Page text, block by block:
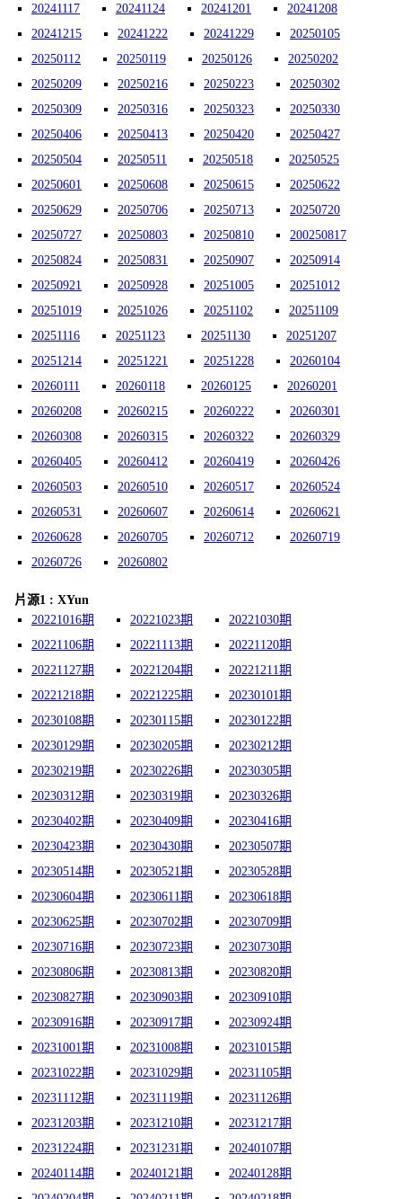
20241117
20241124 20241201
20241208
20241215
20241222 20241229
20250105
20250112
20250119 20250126
20250202
20250209
20250216 20250223
20250302
20250309
20250316 20250323
20250330
20250406
20250413 20250420
20250427
20250504
20250511 20250518
20250525
20250601
20250608 20250615
20250622
20250629
20250706 20250713
20250720
20250727
20250803 20250810
200250817
20250824
20250831 20250907
20250914
20250921
20250928 20251005
20251012
20251019
20251026 20251102
20251109
20251116
20251123 20251130
20251207
20251214
20251221 20251228
20260104
20260111
20260118 20260125
20260201
20260208
20260215 20260222
20260301
20260308
20260315 20260322
20260329
20260405
20260412 20260419
20260426
20260503
20260510 20260517
20260524
20260531
20260607 20260614
20260621
20260628
20260705 20260712
20260719
20260726
20260802
片源1 : XYun
20221016期
20221023期
20221030期
20221106期
20221113期
20221120期
20221127期
20221204期
20221211期
20221218期
20221225期
20230101期
20230108期
20230115期
20230122期
20230129期
20230205期
20230212期
20230219期
20230226期
20230305期
20230312期
20230319期
20230326期
20230402期
20230409期
20230416期
20230423期
20230430期
20230507期
20230514期
20230521期
20230528期
20230604期
20230611期
20230618期
20230625期
20230702期
20230709期
20230716期
20230723期
20230730期
20230806期
20230813期
20230820期
20230827期
20230903期
20230910期
20230916期
20230917期
20230924期
20231001期
20231008期
20231015期
20231022期
20231029期
20231105期
20231112期
20231119期
20231126期
20231203期
20231210期
20231217期
20231224期
20231231期
20240107期
20240114期
20240121期
20240128期